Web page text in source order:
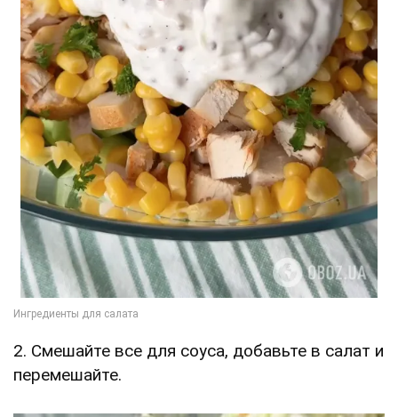
2. Смешайте все для соуса, добавьте в салат и
перемешайте.